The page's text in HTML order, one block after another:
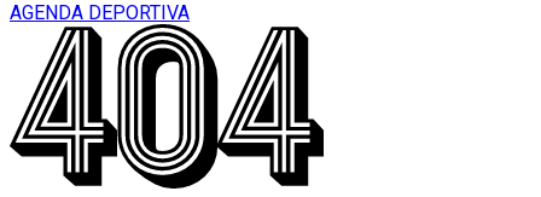
AGENDA DEPORTIVA